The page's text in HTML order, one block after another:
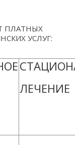
ПЛАТНЫХ
УСЛУГ:
ЛЕЧЕНИЕ